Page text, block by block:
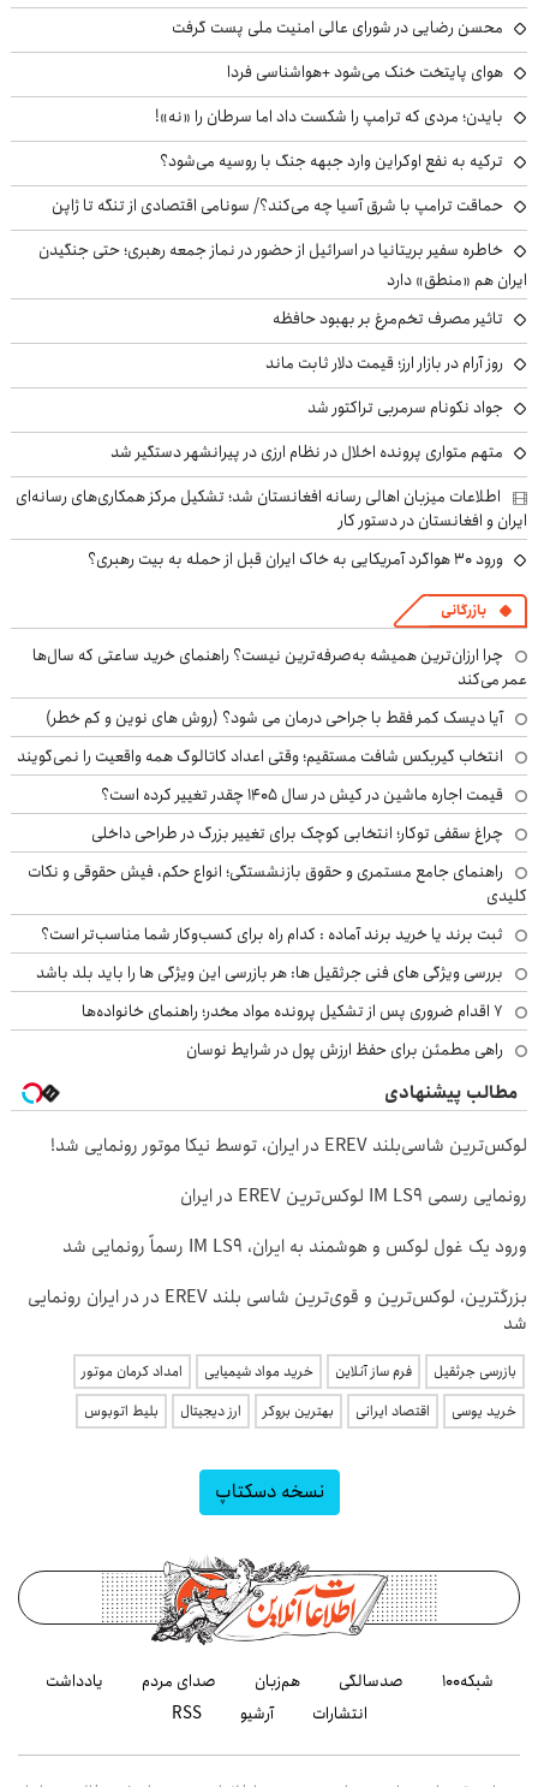
محسن رضایی در شورای عالی امنیت ملی پست گرفت
هوای پایتخت خنک می‌شود +هواشناسی فردا
بایدن؛ مردی که ترامپ را شکست داد اما سرطان را «نه»!
ترکیه به نفع اوکراین وارد جبهه جنگ با روسیه می‌شود؟
حماقت ترامپ با شرق آسیا چه می‌کند؟/ سونامی اقتصادی از تنگه تا ژاپن
خاطره سفیر بریتانیا در اسرائیل از حضور در نماز جمعه رهبری؛ حتی جنگیدن
ایران هم «منطق» دارد
تاثیر مصرف تخم‌مرغ بر بهبود حافظه
روز آرام در بازار ارز؛ قیمت دلار ثابت ماند
جواد نکونام سرمربی تراکتور شد
متهم متواری پرونده اخلال در نظام ارزی در پیرانشهر دستگیر شد
اطلاعات میزبان اهالی رسانه افغانستان شد؛ تشکیل مرکز همکاری‌های رسانه‌ای
ایران و افغانستان در دستور کار
ورود ۳۰ هواگرد آمریکایی به خاک ایران قبل از حمله به بیت رهبری؟
بازرگانی
چرا ارزان‌ترین همیشه به‌صرفه‌ترین نیست؟ راهنمای خرید ساعتی که سال‌ها
عمر می‌کند
آیا دیسک کمر فقط با جراحی درمان می شود؟ (روش های نوین و کم خطر)
انتخاب گیربکس شافت مستقیم؛ وقتی اعداد کاتالوگ همه واقعیت را نمی‌گویند
قیمت اجاره ماشین در کیش در سال ۱۴۰۵ چقدر تغییر کرده است؟
چراغ سقفی توکار؛ انتخابی کوچک برای تغییر بزرگ در طراحی داخلی
راهنمای جامع مستمری و حقوق بازنشستگی؛ انواع حکم، فیش حقوقی و نکات
کلیدی
ثبت برند یا خرید برند آماده : کدام راه برای کسب‌وکار شما مناسب‌تر است؟
بررسی ویژگی های فنی جرثقیل ها: هر بازرسی این ویژگی ها را باید بلد باشد
۷ اقدام ضروری پس از تشکیل پرونده مواد مخدر؛ راهنمای خانواده‌ها
راهی مطمئن برای حفظ ارزش پول در شرایط نوسان
مطالب پیشنهادی
لوکس‌ترین شاسی‌بلند EREV در ایران، توسط نیکا موتور رونمایی شد!
رونمایی رسمی IM LS9 لوکس‌ترین EREV در ایران
ورود یک غول لوکس و هوشمند به ایران، IM LS9 رسماً رونمایی شد
بزرگترین، لوکس‌ترین و قوی‌ترین شاسی بلند EREV در در ایران رونمایی
شد
بازرسی جرثقیل فرم ساز آنلاین خرید مواد شیمیایی
امداد کرمان موتور
خرید یوسی
اقتصاد ایرانی بهترین بروکر ارز دیجیتال بلیط اتوبوس
نسخه دسکتاپ
شبکه۱۰۰ صدسالگی هم‌زبان صدای مردم
یادداشت
انتشارات
آرشیو RSS